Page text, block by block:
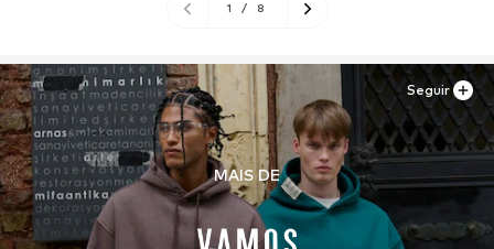
1 / 8
MAIS DE
Seguir